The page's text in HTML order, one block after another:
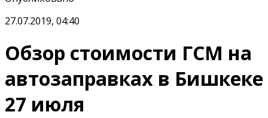
27.07.2019, 04:40
Обзор стоимости ГСМ на
автозаправках в Бишкеке
27 июля